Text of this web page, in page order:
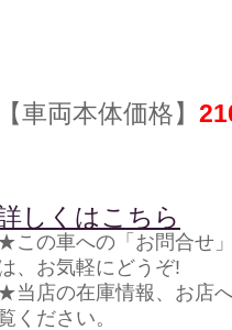
【車両本体価格】
しくはこちら
この車への「お問合せ
、お気軽にどうぞ!
当店の在庫情報、お店
ください。